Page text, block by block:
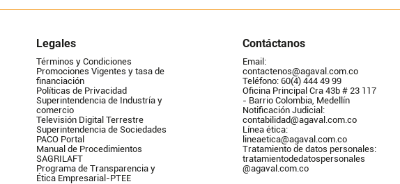
Legales
Términos y Condiciones
Promociones Vigentes y tasa de
financiación
Políticas de Privacidad
Superintendencia de Industría y
comercio
Televisión Digital Terrestre
Superintendencia de Sociedades
PACO Portal
Manual de Procedimientos
SAGRILAFT
Programa de Transparencia y
Ética Empresarial-PTEE
Contáctanos
Email:
contactenos@agaval.com.co
Teléfono: 60(4) 444 49 99
Oficina Principal Cra 43b # 23 117
- Barrio Colombia, Medellín
Notificación Judicial:
contabilidad@agaval.com.co
Línea ética:
lineaetica@agaval.com.co
Tratamiento de datos personales:
tratamientodedatospersonales
@agaval.com.co